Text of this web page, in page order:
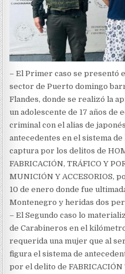
– El Primer caso se presentó
sector de Puerto domingo
Flandes, donde se realizó la
un adolescente de 17 años de
criminal con el alias de
antecedentes en el sistema
captura por los delitos de
FABRICACIÓN, TRÁFICO Y
MUNICIÓN Y ACCESORIOS,
10 de enero donde fue
Montenegro y heridas dos
– El Segundo caso lo
de Carabineros en el
requerida una mujer que al
figura el sistema de
por el delito de FABRICACIÓN